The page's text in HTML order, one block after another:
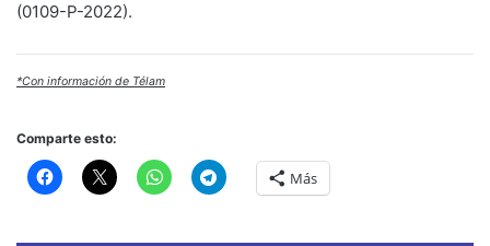
(0109-P-2022).
*Con información de Télam
Comparte esto:
Más